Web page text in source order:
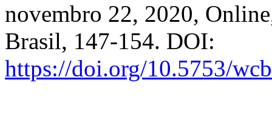
novembro 22, 2020,
Brasil, 147-154. DOI:
https://doi.org/10.5753/